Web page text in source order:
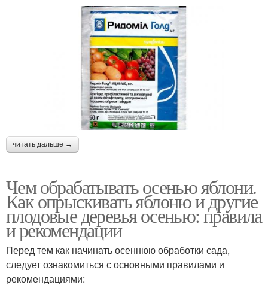
читать дальше →
Чем обрабатывать осенью яблони.
Как опрыскивать яблоню и другие
плодовые деревья осенью: правила
и рекомендации
Перед тем как начинать осеннюю обработки сада,
следует ознакомиться с основными правилами и
рекомендациями: